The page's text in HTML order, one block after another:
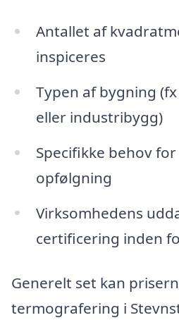
Antallet af
inspiceres
Typen af bygning
eller industribygg)
Specifikke behov
opfølgning
Virksomhedens
certificering inden
Generelt set kan
termografering i